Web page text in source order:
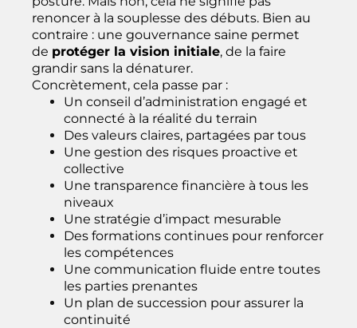
renoncer à la souplesse des débuts. Bien au
contraire : une gouvernance saine permet
de protéger la vision initiale, de la faire
grandir sans la dénaturer.
Concrètement, cela passe par :
Un conseil d’administration engagé et
connecté à la réalité du terrain
Des valeurs claires, partagées par tous
Une gestion des risques proactive et
collective
Une transparence financière à tous les
niveaux
Une stratégie d’impact mesurable
Des formations continues pour renforcer
les compétences
Une communication fluide entre toutes
les parties prenantes
Un plan de succession pour assurer la
continuité